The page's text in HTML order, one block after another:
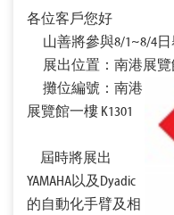
各位客戶您好
山善將參與8/1~8/4
展出位置：南港展覽
攤位編號：南港
展覽館一樓 K1301
屆時將展出
YAMAHA以及Dyadic
的自動化手臂及相